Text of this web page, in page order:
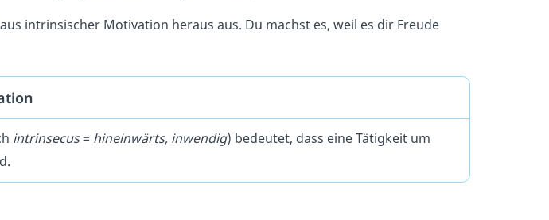
intrinsischer Motivation heraus aus. Du machst es, weil es dir Freude
intrinsecus= hineinwärts, inwendig) bedeutet, dass eine Tätigkeit um